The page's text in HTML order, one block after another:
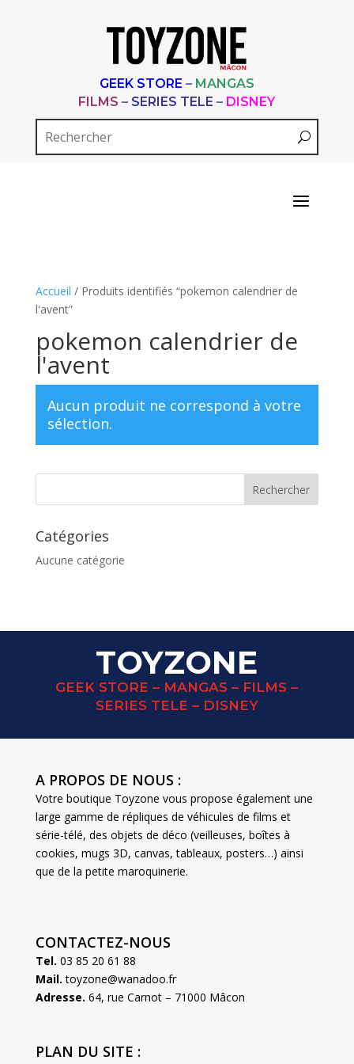
GEEK STORE – MANGAS
FILMS – SERIES TELE – DISNEY
Accueil / Produits identifiés “pokemon calendrier de
l'avent”
pokemon calendrier de
l'avent
Aucun produit ne correspond à votre
sélection.
Catégories
Aucune catégorie
TOYZONE
GEEK STORE – MANGAS – FILMS –
SERIES TELE – DISNEY
A PROPOS DE NOUS :
Votre boutique Toyzone vous propose également une
large gamme de répliques de véhicules de films et
série-télé, des objets de déco (veilleuses, boîtes à
cookies, mugs 3D, canvas, tableaux, posters…) ainsi
que de la petite maroquinerie.
CONTACTEZ-NOUS
Tel. 03 85 20 61 88
Mail. toyzone@wanadoo.fr
Adresse. 64, rue Carnot – 71000 Mâcon
PLAN DU SITE :